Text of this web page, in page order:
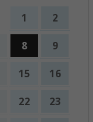
1 2
8 9
15 16
22 23